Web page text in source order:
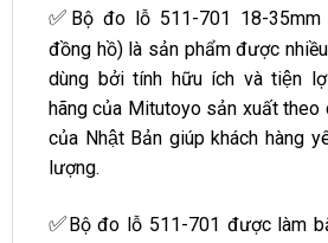
✅ Bộ đo lỗ 511-701 18-
đồng hồ) là sản phẩm được
dùng bởi tính hữu ích và tiện
hãng của Mitutoyo sản xuất theo
của Nhật Bản giúp khách hàng
lượng.
✅Bộ đo lỗ 511-701 được làm